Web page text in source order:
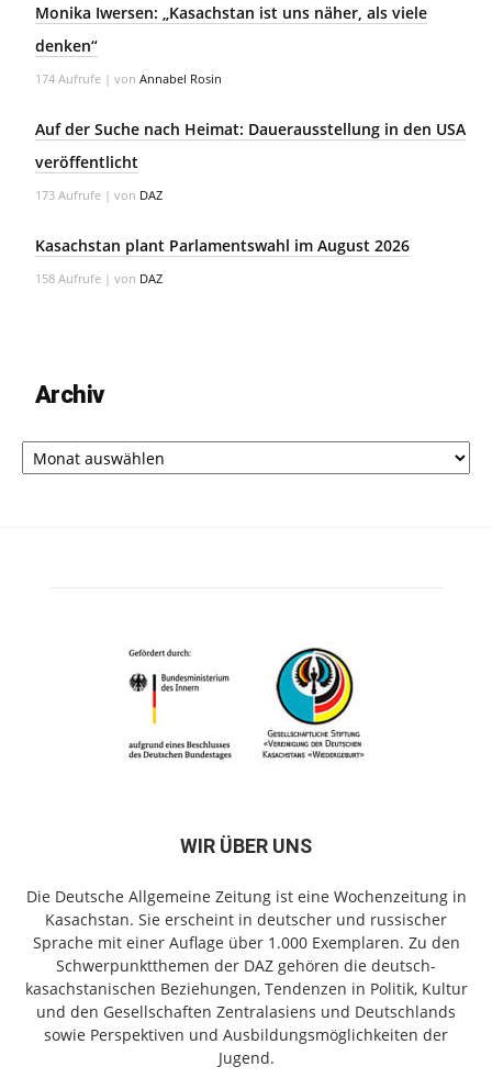
Monika Iwersen: „Kasachstan ist uns näher, als viele
denken“
174 Aufrufe | von Annabel Rosin
Auf der Suche nach Heimat: Dauerausstellung in den USA
veröffentlicht
173 Aufrufe | von DAZ
Kasachstan plant Parlamentswahl im August 2026
158 Aufrufe | von DAZ
Archiv
Archiv
WIR ÜBER UNS
Die Deutsche Allgemeine Zeitung ist eine Wochenzeitung in
Kasachstan. Sie erscheint in deutscher und russischer
Sprache mit einer Auflage über 1.000 Exemplaren. Zu den
Schwerpunktthemen der DAZ gehören die deutsch-
kasachstanischen Beziehungen, Tendenzen in Politik, Kultur
und den Gesellschaften Zentralasiens und Deutschlands
sowie Perspektiven und Ausbildungsmöglichkeiten der
Jugend.